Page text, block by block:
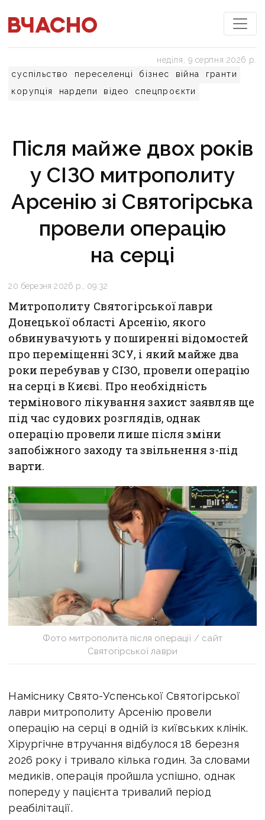
суспільство переселенці бізнес війна
гранти
корупція
нардепи відео спецпроєкти
неділя, 9 серпня 2026 р.
Після майже двох років
у СІЗО митрополиту
Арсенію зі Святогірська
провели операцію
на серці
20 березня 2026 р., 09:32
Митрополиту Святогірської лаври
Донецької області Арсенію, якого
обвинувачують у поширенні відомостей
про переміщенні ЗСУ, і який майже два
роки перебував у СІЗО, провели операцію
на серці в Києві. Про необхідність
термінового лікування захист заявляв ще
під час судових розглядів, однак
операцію провели лише після зміни
запобіжного заходу та звільнення з-під
варти.
Фото митрополита після операції / сайт
Святогірської лаври
Наміснику Свято-Успенської Святогірської
лаври митрополиту Арсенію провели
операцію на серці в одній із київських клінік.
Хірургічне втручання відбулося 18 березня
2026 року і тривало кілька годин. За словами
медиків, операція пройшла успішно, однак
попереду у пацієнта тривалий період
реабілітації.